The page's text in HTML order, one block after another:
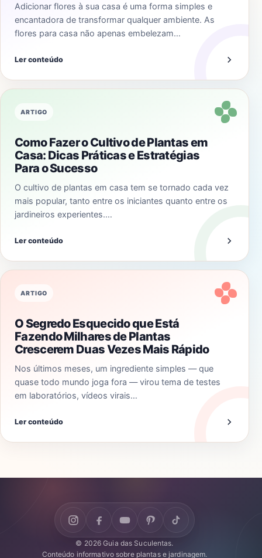
Adicionar flores à sua casa é uma forma simples e
encantadora de transformar qualquer ambiente. As
flores para casa não apenas embelezam…
Ler conteúdo
ARTIGO
Como Fazer o Cultivo de Plantas em
Casa: Dicas Práticas e Estratégias
Para o Sucesso
O cultivo de plantas em casa tem se tornado cada vez
mais popular, tanto entre os iniciantes quanto entre os
jardineiros experientes.…
Ler conteúdo
ARTIGO
O Segredo Esquecido que Está
Fazendo Milhares de Plantas
Crescerem Duas Vezes Mais Rápido
Nos últimos meses, um ingrediente simples — que
quase todo mundo joga fora — virou tema de testes
em laboratórios, vídeos virais…
Ler conteúdo
© 2026 Guia das Suculentas.
Conteúdo informativo sobre plantas e jardinagem.